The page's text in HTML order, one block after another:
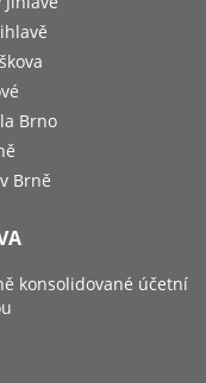
Brno
Brně
konsolidované účetní